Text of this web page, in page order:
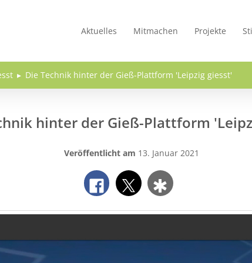
Aktuelles Mitmachen Projekte
Die Technik hinter der Gieß-Plattform 'Leipzig giesst'
hinter der Gieß-Plattform
Veröffentlicht am 13. Januar 2021